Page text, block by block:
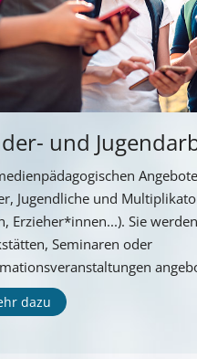
und
Jugendliche und
Erzieher*innen...). Sie
Seminaren oder
dazu